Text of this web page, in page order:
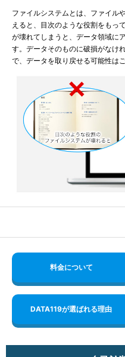
ファイルシステムとは、ファイル
えると、目次のような役割をもっ
が壊れてしまうと、データ領域に
す。データそのものに破損がなけ
で、データを取り戻せる可能性はご
料金について
DATA119が選ばれる理由